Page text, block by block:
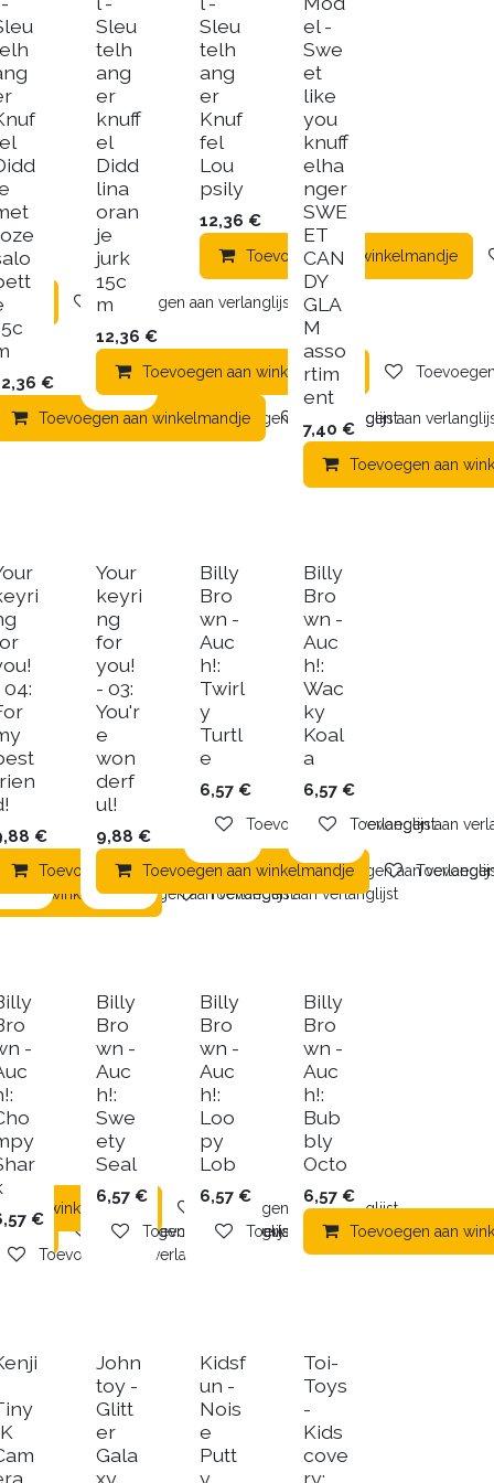
Toevoegen aan verlanglijst
aan winkelmandje Toevoegen aan verlanglijst
€
Toevoegen aan winkelmandje Toevoegen aan
Sleu
telh
ang
er
knuff
el
Didd
lina
oran
je
jurk
15c
m
12,36 €
Toevoegen aan winkelmandje
Sleu
telh
ang
er
Knuf
fel
Lou
psily
12,36 €
Toevoegen aan winkelmandje
el -
Swe
et
like
you
knuff
elha
nger
SWE
ET
CAN
DY
GLA
M
asso
rtim
ent
7,40 €
Toevoegen aan
Toevoegen aan verlanglijst
aan winkelmandje Toevoegen aan verlanglijst
04:
€
Toevoegen aan winkelmandje Toevoegen aan
Your
keyri
ng
for
you!
- 03:
You'r
e
won
derf
ul!
9,88 €
Toevoegen aan winkelmandje
Billy
Bro
wn -
Auc
h!:
Twirl
y
Turtl
e
6,57 €
Toevoegen aan verlanglijst
Billy
Bro
wn -
Auc
h!:
Wac
ky
Koal
a
6,57 €
Toevoegen aan
Toevoegen aan verlanglijst
aan winkelmandje Toevoegen aan verlanglijst
-
€
Toevoegen aan verlanglijst
Billy
Bro
wn -
Auc
h!:
Swe
ety
Seal
6,57 €
Toevoegen aan verlanglijst
Billy
Bro
wn -
Auc
h!:
Loo
py
Lob
6,57 €
Toevoegen aan verlanglijst
Billy
Bro
wn -
Auc
h!:
Bub
bly
Octo
6,57 €
Toevoegen aan
John
toy -
Glitt
er
Gala
xy
Kidsf
un -
Nois
e
Putt
y
Toi-
Toys
-
Kids
cove
ry: